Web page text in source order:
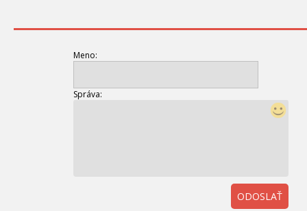
Meno:
Správa:
ODOSLAŤ